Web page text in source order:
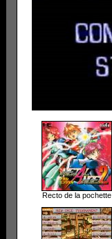
Recto de la pochette